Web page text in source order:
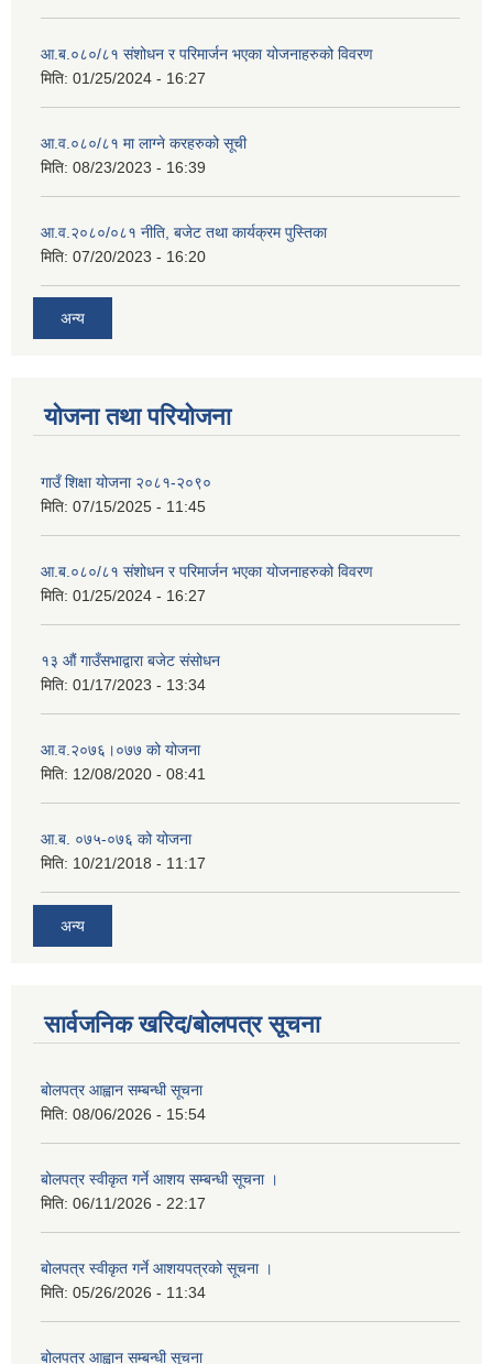
आ.ब.०८०/८१ संशोधन र परिमार्जन भएका योजनाहरुको विवरण
मिति: 01/25/2024 - 16:27
आ.व.०८०/८१ मा लाग्ने करहरुको सूची
मिति: 08/23/2023 - 16:39
आ.व.२०८०/०८१ नीति, बजेट तथा कार्यक्रम पुस्तिका
मिति: 07/20/2023 - 16:20
अन्य
योजना तथा परियोजना
गाउँ शिक्षा योजना २०८१-२०९०
मिति: 07/15/2025 - 11:45
आ.ब.०८०/८१ संशोधन र परिमार्जन भएका योजनाहरुको विवरण
मिति: 01/25/2024 - 16:27
१३ औं गाउँसभाद्वारा बजेट संसोधन
मिति: 01/17/2023 - 13:34
आ‍.व.२०७६।०७७ को योजना
मिति: 12/08/2020 - 08:41
आ.ब. ०७५-०७६ को योजना
मिति: 10/21/2018 - 11:17
अन्य
सार्वजनिक खरिद/बोलपत्र सूचना
बोलपत्र आह्वान सम्बन्धी सूचना
मिति: 08/06/2026 - 15:54
बोलपत्र स्वीकृत गर्ने आशय सम्बन्धी सूचना ।
मिति: 06/11/2026 - 22:17
बोलपत्र स्वीकृत गर्ने आशयपत्रको सूचना ।
मिति: 05/26/2026 - 11:34
बोलपत्र आह्वान सम्बन्धी सूचना